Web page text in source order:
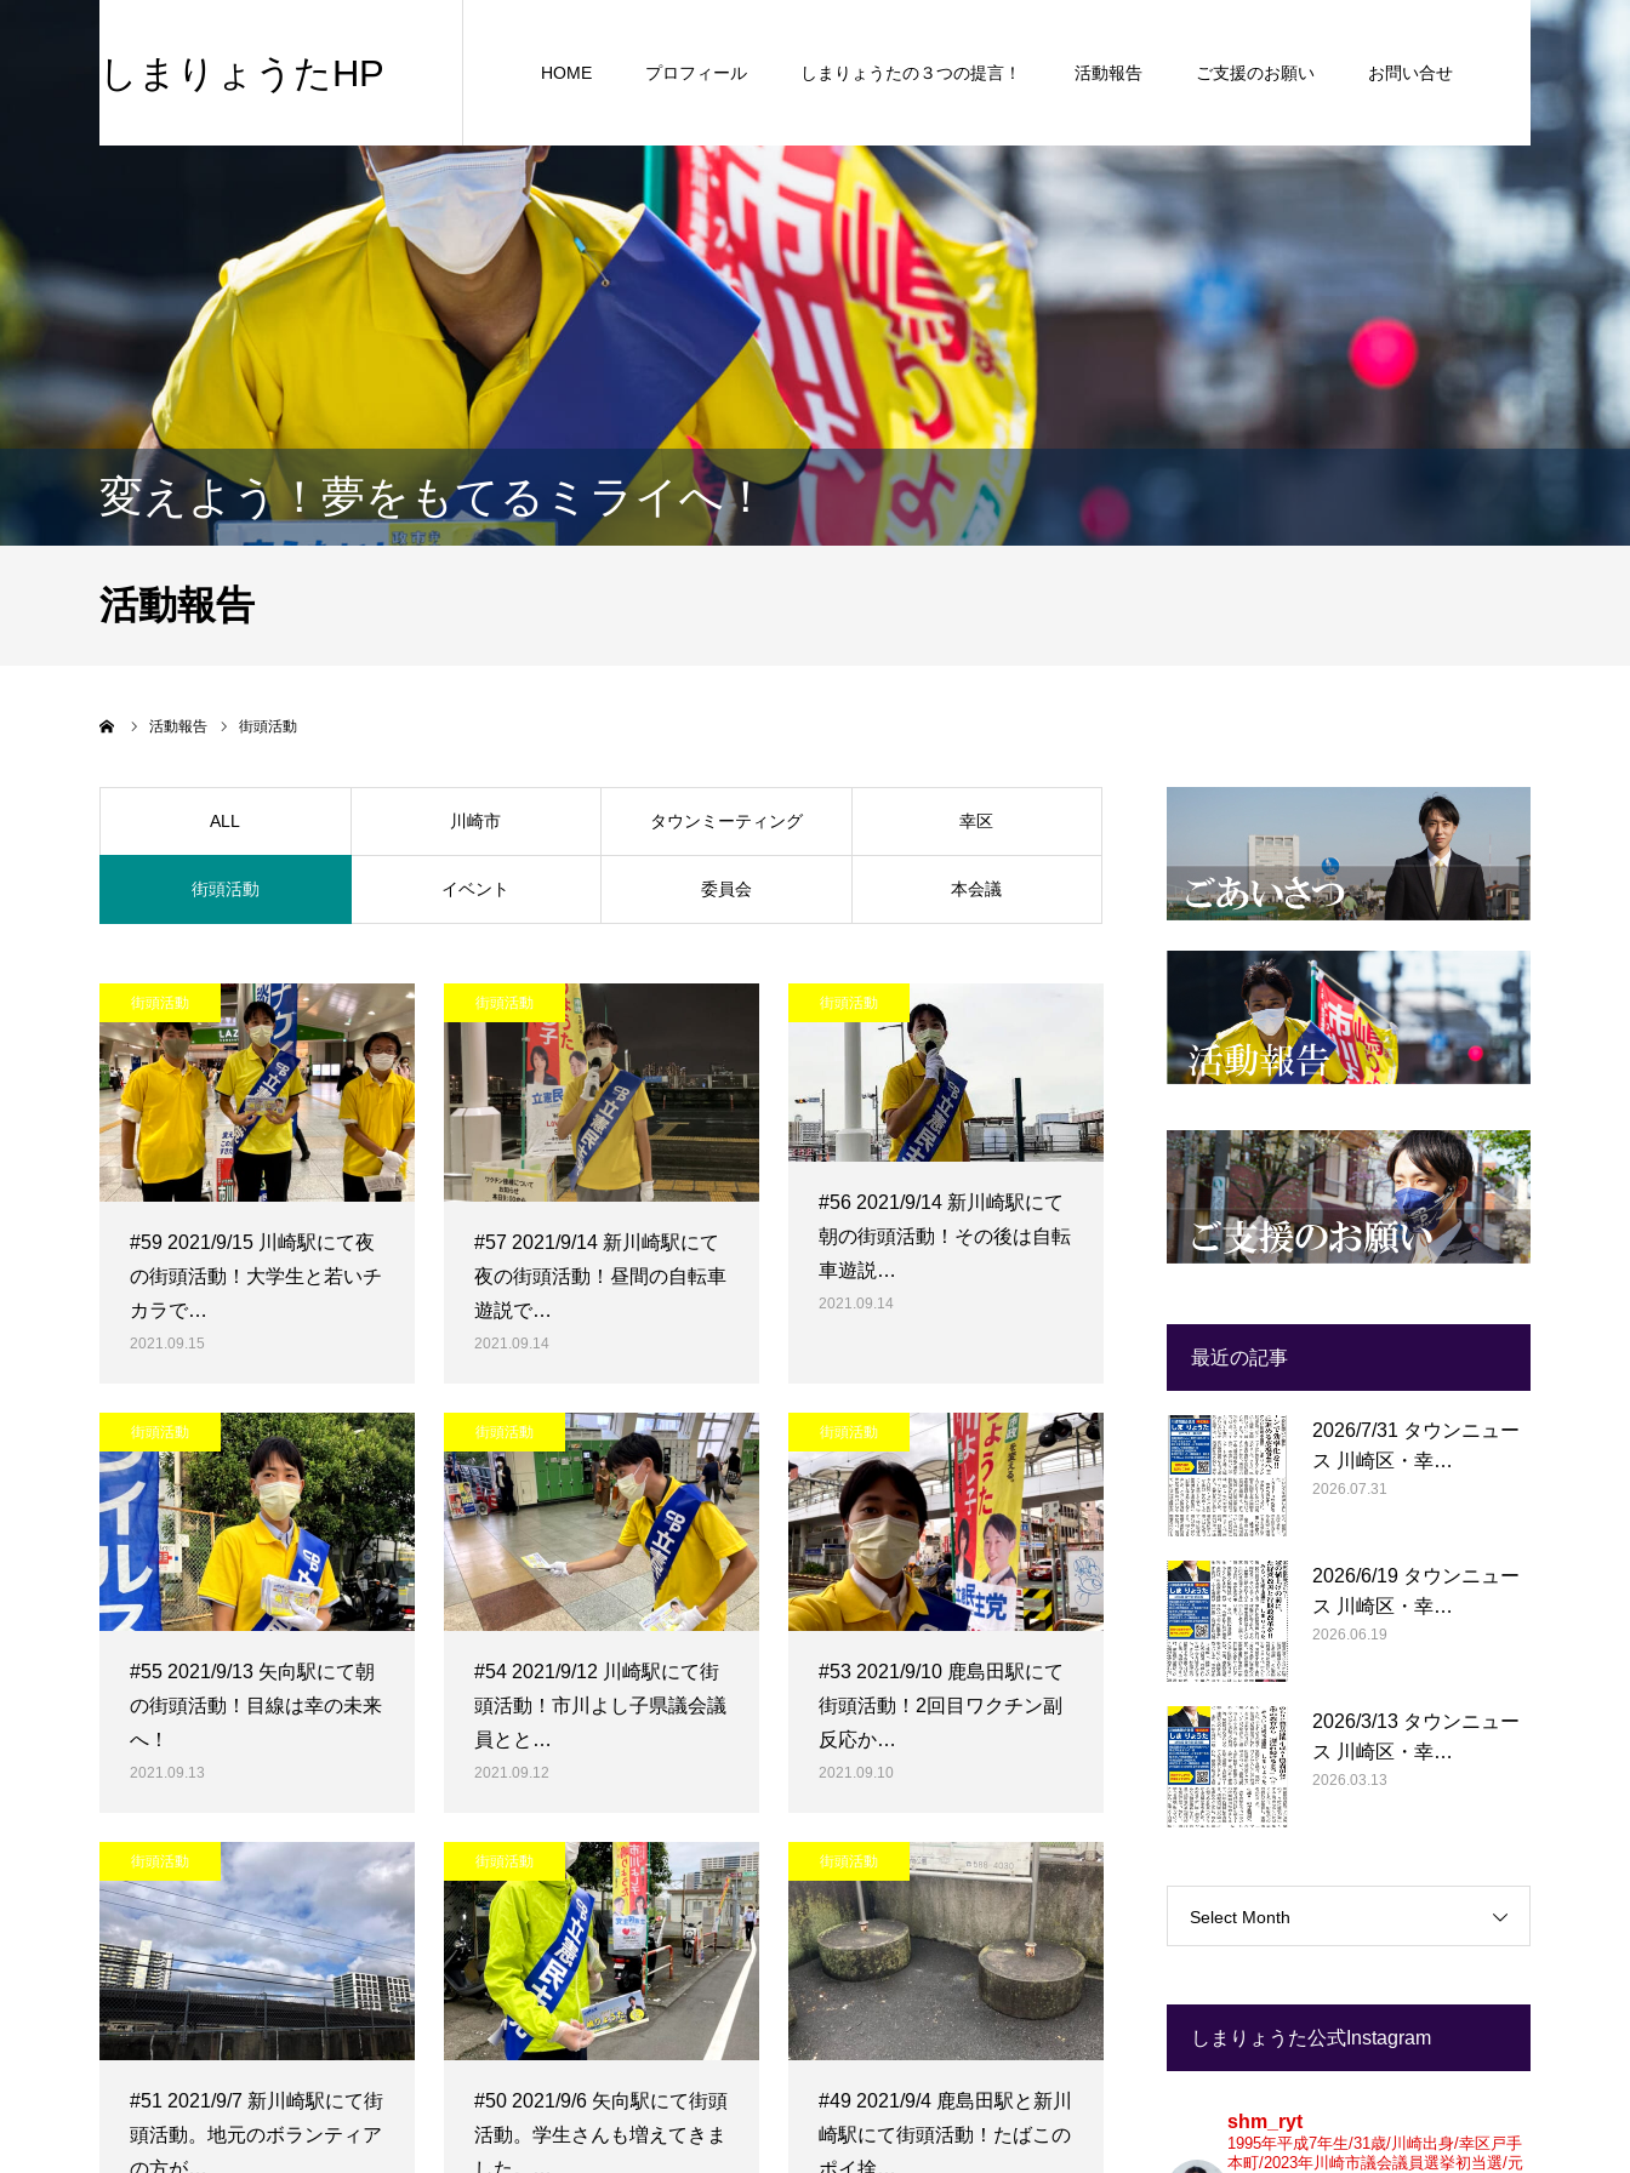
しまりょうたHP HOME プロフィール しまりょうたの３つの提言！ 活動報告 ご支援のお願い お問い合せ
変えよう！夢をもてるミライへ！
活動報告
活動報告 街頭活動
ALL 川崎市 タウンミーティング 幸区
街頭活動 イベント 委員会 本会議
街頭活動
#59 2021/9/15 川崎駅にて夜
の街頭活動！大学生と若いチ
カラで…
2021.09.15
街頭活動
#57 2021/9/14 新川崎駅にて
夜の街頭活動！昼間の自転車
遊説で…
2021.09.14
街頭活動
#56 2021/9/14 新川崎駅にて
朝の街頭活動！その後は自転
車遊説…
2021.09.14
街頭活動
#55 2021/9/13 矢向駅にて朝
の街頭活動！目線は幸の未来
へ！
2021.09.13
街頭活動
#54 2021/9/12 川崎駅にて街
頭活動！市川よし子県議会議
員とと…
2021.09.12
街頭活動
#53 2021/9/10 鹿島田駅にて
街頭活動！2回目ワクチン副
反応か…
2021.09.10
街頭活動
#51 2021/9/7 新川崎駅にて街
頭活動。地元のボランティア
の方が…
街頭活動
#50 2021/9/6 矢向駅にて街頭
活動。学生さんも増えてきま
した。…
街頭活動
#49 2021/9/4 鹿島田駅と新川
崎駅にて街頭活動！たばこの
ポイ捨…
最近の記事
2026/7/31 タウンニュー
ス 川崎区・幸…
2026.07.31
2026/6/19 タウンニュー
ス 川崎区・幸…
2026.06.19
2026/3/13 タウンニュー
ス 川崎区・幸…
2026.03.13
Select Month
しまりょうた公式Instagram
shm_ryt
1995年平成7年生/31歳/川崎出身/幸区戸手
本町/2023年川崎市議会議員選挙初当選/元